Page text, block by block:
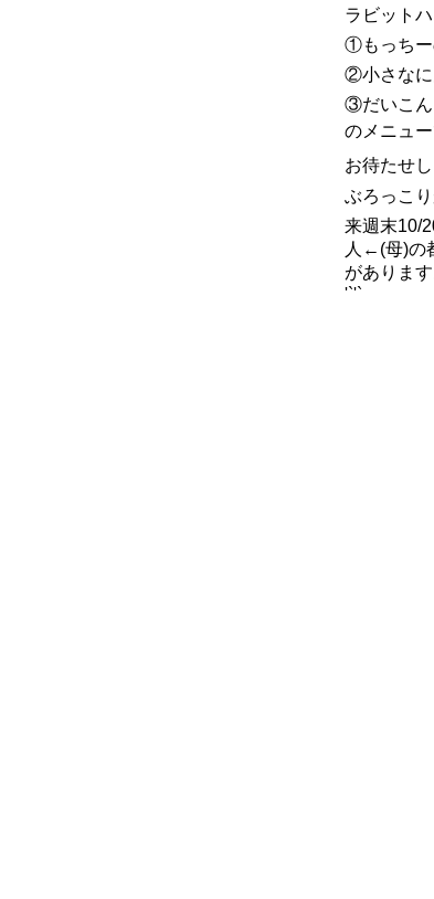
ラビット
①もっち
②小さなに
③だいこん
のメニュー
ぶろっこ
来週末10/
人←(母)の
がありま
'`'`